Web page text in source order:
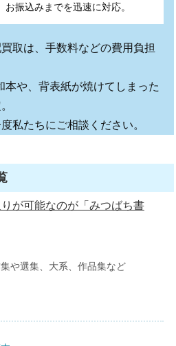
振込みまでを迅速に対応。
取は、手数料などの費用負担
本や、背表紙が焼けてしまった
私たちにご相談ください。
が可能なのが「みつばち書
や選集、大系、作品集など